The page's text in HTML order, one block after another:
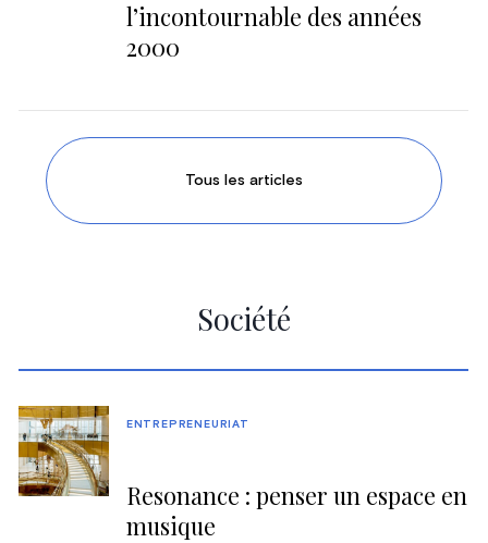
l’incontournable des années
2000
Tous les articles
Société
Resonance : penser un espace en
musique
ENTREPRENEURIAT